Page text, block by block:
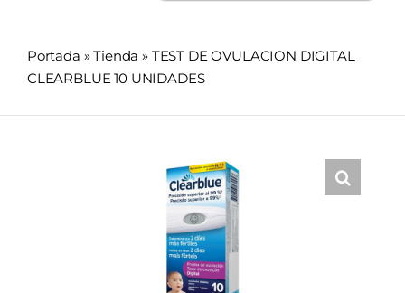
Portada »Tienda » TEST DE OVULACION DIGITAL
CLEARBLUE 10 UNIDADES